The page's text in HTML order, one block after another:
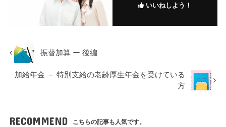
いいねしよう！
振替加算 ー 後編
加給年金 － 特別支給の老齢厚生年金を受けている
方
RECOMMEND こちらの記事も人気です。